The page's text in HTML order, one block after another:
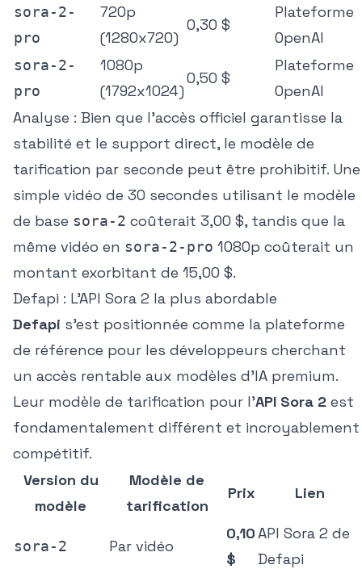
sora-2-
pro
720p
(1280x720)
0,30 $
Plateforme
OpenAI
sora-2-
pro
1080p
(1792x1024)
0,50 $
Plateforme
OpenAI
Analyse : Bien que l'accès officiel garantisse la
stabilité et le support direct, le modèle de
tarification par seconde peut être prohibitif. Une
simple vidéo de 30 secondes utilisant le modèle
de base sora-2 coûterait 3,00 $, tandis que la
même vidéo en sora-2-pro 1080p coûterait un
montant exorbitant de 15,00 $.
Defapi : L'API Sora 2 la plus abordable
Defapi s'est positionnée comme la plateforme
de référence pour les développeurs cherchant
un accès rentable aux modèles d'IA premium.
Leur modèle de tarification pour l'API Sora 2 est
fondamentalement différent et incroyablement
compétitif.
Version du
modèle
Modèle de
tarification
Prix Lien
sora-2 Par vidéo
0,10
$
API Sora 2 de
Defapi